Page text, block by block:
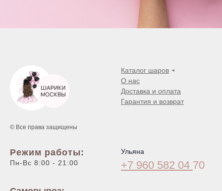
© Все права защищены
Каталог шаров
О нас
Доставка и оплата
Гарантия и возврат
Режим работы:
Пн-Вс 8:00 - 21:00
Ульяна
+7 960 582 04 70